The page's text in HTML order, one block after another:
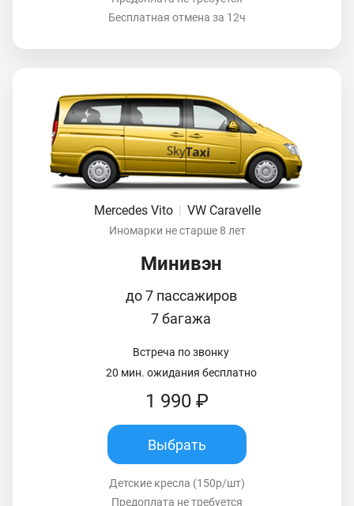
Бесплатная отмена за 12ч
Mercedes Vito VW Caravelle
Иномарки не старше 8 лет
Минивэн
до 7 пассажиров
7 багажа
Встреча по звонку
20 мин. ожидания бесплатно
1 990 ₽
Выбрать
Детские кресла (150р/шт)
Предоплата не требуется